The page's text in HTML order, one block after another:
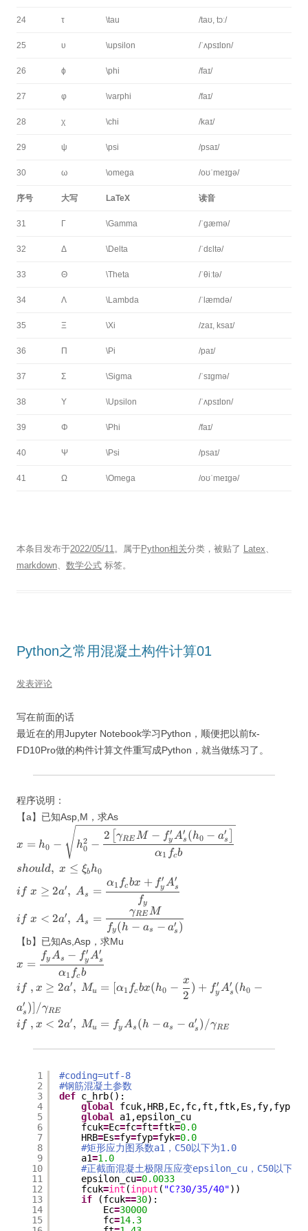
24 τ \tau /taʊ, tɔː/
25 υ \upsilon /ˈʌpsɪlɒn/
26 ϕ \phi /faɪ/
27 φ \varphi /faɪ/
28 χ \chi /kaɪ/
29 ψ \psi /psaɪ/
30 ω \omega /oʊˈmeɪɡə/
序号 大写 LaTeX 读音
31 Γ \Gamma /ˈɡæmə/
32 Δ \Delta /ˈdɛltə/
33 Θ \Theta /ˈθiːtə/
34 Λ \Lambda /ˈlæmdə/
35 Ξ \Xi /zaɪ, ksaɪ/
36 Π \Pi /paɪ/
37 Σ \Sigma /ˈsɪɡmə/
38 Υ \Upsilon /ˈʌpsɪlɒn/
39 Φ \Phi /faɪ/
40 Ψ \Psi /psaɪ/
41 Ω \Omega /oʊˈmeɪɡə/
本条目发布于2022/05/11。属于Python相关分类，被贴了 Latex、
markdown、 数学公式 标签。
Python之常用混凝土构件计算01
发表评论
写在前面的话
最近在的用Jupyter Notebook学习Python，顺便把以前fx-
FD10Pro做的构件计算文件重写成Python，就当做练习了。
程序说明：
【a】已知Asp,M，求As
x=h_0-\sqrt{h_0^2-\dfrac{2\left[\gamma_{RE}M-
f_y^{\prime}A_s^{\prime}(h_0-a_s^{\prime}\right]}
{\alpha_1f_cb}} \\should,\ x\le\xi_bh_0 \\if\
x\ge2a^{\prime},\
{f_y} \\if\ x<2a^{\prime},\
A_s=\dfrac{\gamma_{RE}M}{f_y(h-a_s-
a_s^{\prime})}
x = h0 − h0
2 −
α1 fcb
2 [γRE M − fy
′ As
′ (h0 − as
′
should, x ≤ ξb h0
i f x ≥ 2a′, As =
fy
α1 fcbx + fy
′ As
′
i f x < 2a′, As =
fy (h − as − as
′ )
γRE M
【b】已知As,Asp，求Mu
x=\dfrac{f_yA_s-
f_y^{\prime}A_s^{\prime}}
{\alpha_1f_cb} \\if\
,x\ge2a^{\prime},\ M_u=
[\alpha_1f_cbx(h_0-\dfrac{x}
{2})+f_y^{\prime}A_s^{\prime}
a_s^{\prime})]/\gamma_{RE}
M_u=f_yA_s(h-a_s-
a_s^{\prime})/\gamma_{RE}
x =
α1 fcb
fyAs − fy
′ As
′
i f , x ≥ 2a′, Mu = [α1 fcbx(h0 −
2
x
) + fy
′ As
′ (h0 −
as
′ )] /γRE
i f , x < 2a′, Mu = fyAs (h − as − as
′ ) /γRE
1
2
3
4
5
6
7
8
9
10
11
12
13
14
15
#coding=utf-8
#钢筋混凝土参数
def c_hrb():
global
global a1,epsilon_cu
fcuk=Ec=fc=ft=ftk=0.0
HRB=Es=fy=fyp=fyk=0.0
#矩形应力图系数a1，C50以下为1.0
a1=1.0
#正截面混凝土极限压应变epsilon_cu，C50以下为
epsilon_cu=0.0033
fcuk=int (input ( "C?30/35/40"))
if
(fcuk==30):
Ec=30000
fc=14.3